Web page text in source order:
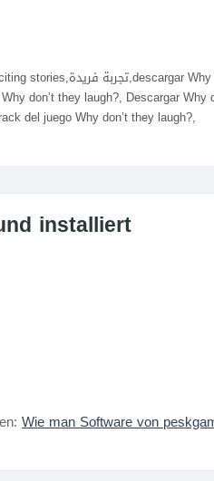
don’t they laugh?, Descargar Why
del juego Why don’t they laugh?,
installiert
Wie man Software von